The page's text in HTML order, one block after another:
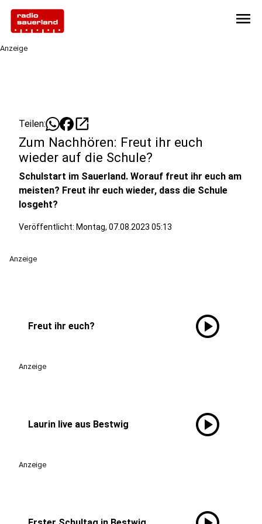
menu
Anzeige
Teilen: open_in_new
Zum Nachhören: Freut ihr euch
wieder auf die Schule?
Schulstart im Sauerland. Worauf freut ihr euch am
meisten? Freut ihr euch wieder, dass die Schule
losgeht?
Veröffentlicht: Montag, 07.08.2023 05:13
Anzeige
Freut ihr euch? play_circle
Anzeige
Laurin live aus Bestwig play_circle
Anzeige